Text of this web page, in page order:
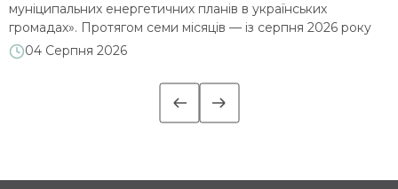
муніципальних енергетичних планів в українських
громадах». Протягом семи місяців — із серпня 2026 року
до лютого 2027 року — команда допомагатиме десятьом
муніципальних енергетичних планів (МЕП): аналізуватиме
їхні стратегічні документи, проводитиме навчальні сесії та
надаватиме індивідуальні консультації. Офіційним стартом
04 Серпня 2026